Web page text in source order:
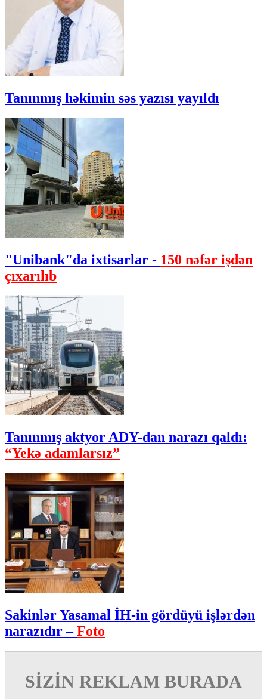
Tanınmış həkimin səs yazısı yayıldı
"Unibank"da ixtisarlar - 150 nəfər işdən
çıxarılıb
Tanınmış aktyor ADY-dan narazı qaldı:
“Yekə adamlarsız”
Sakinlər Yasamal İH-in gördüyü işlərdən
narazıdır –Foto
SİZİN REKLAM BURADA